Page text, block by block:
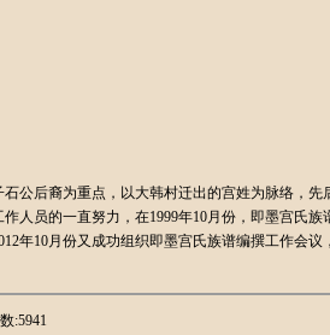
公后裔为重点，以大韩村迁出的宫姓为脉络，
人员的一直努力，在1999年10月份，即墨宫氏族
年10月份又成功组织即墨宫氏族谱编撰工作会
:5941